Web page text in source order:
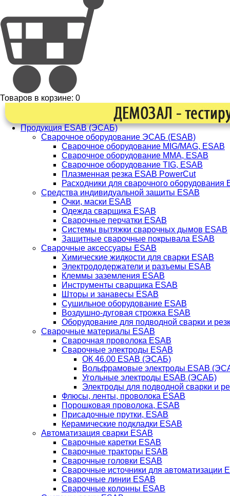
Товаров в корзине: 0
Продукция ESAB (ЭСАБ)
Сварочное оборудование ЭСАБ (ESAB)
Сварочное оборудование MIG/MAG, ESAB
Сварочное оборудование ММА, ESAB
Сварочное оборудование TIG, ESAB
Плазменная резка ESAB PowerCut
Расходники для сварочного оборудования
Средства индивидуальной защиты ESAB
Очки, маски ESAB
Одежда сварщика ESAB
Сварочные перчатки ESAB
Системы вытяжки сварочных дымов ESAB
Защитные сварочные покрывала ESAB
Сварочные аксессуары ESAB
Химические жидкости для сварки ESAB
Электрододержатели и разъемы ESAB
Клеммы заземления ESAB
Инструменты сварщика ESAB
Шторы и занавесы ESAB
Сушильное оборудование ESAB
Воздушно-дуговая строжка ESAB
Оборудование для подводной сварки и
Сварочные материалы ESAB
Сварочная проволока ESAB
Сварочные электроды ESAB
ОК 46.00 ESAB (ЭСАБ)
Вольфрамовые электроды ESAB
Угольные электроды ESAB (ЭСАБ)
Электроды для подводной сварки и
Флюсы, ленты, проволока ESAB
Порошковая проволока, ESAB
Присадочные прутки, ESAB
Керамические подкладки ESAB
Автоматизация сварки ESAB
Сварочные каретки ESAB
Сварочные тракторы ESAB
Сварочные головки ESAB
Сварочные источники для автоматизации
Сварочные линии ESAB
Сварочные колонны ESAB